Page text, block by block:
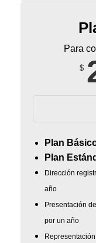
Para
$
Plan
Plan
Dirección
año
Presentación
por un año